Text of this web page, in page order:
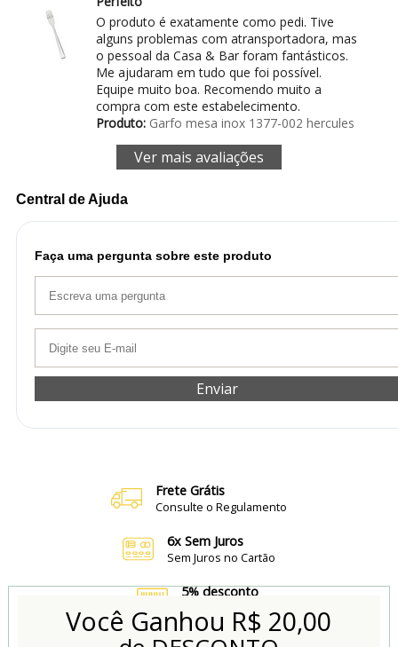
O produto é exatamente como pedi. Tive
alguns problemas com atransportadora, mas
o pessoal da Casa & Bar foram fantásticos.
Me ajudaram em tudo que foi possível.
Equipe muito boa. Recomendo muito a
compra com este estabelecimento.
Produto:Garfo mesa inox 1377-002 hercules
Ver mais avaliações
Central de Ajuda
Faça uma pergunta sobre este produto
Enviar
Frete Grátis
Consulte o Regulamento
6x Sem Juros
Sem Juros no Cartão
5% desconto
no Boleto e Pix
Conheça também
Você Ganhou R$ 20,00